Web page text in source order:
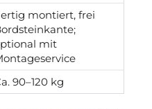
montiert, frei
mit
90–120 kg